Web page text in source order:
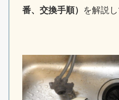
番、交換手順）
を解説し